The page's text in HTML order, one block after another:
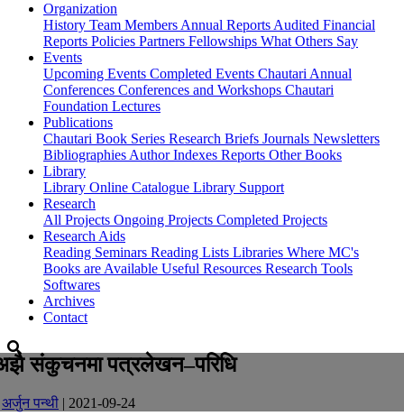
Organization
History Team Members Annual Reports Audited Financial
Reports Policies Partners Fellowships What Others Say
Events
Upcoming Events Completed Events Chautari Annual
Conferences Conferences and Workshops Chautari
Foundation Lectures
Publications
Chautari Book Series Research Briefs Journals Newsletters
Bibliographies Author Indexes Reports Other Books
Library
Library Online Catalogue Library Support
Research
All Projects Ongoing Projects Completed Projects
Research Aids
Reading Seminars Reading Lists Libraries Where MC's
Books are Available Useful Resources Research Tools
Softwares
Archives
Contact
संकुचनमा पत्रलेखन–परिधि
अर्जुन पन्थी | 2021-09-24